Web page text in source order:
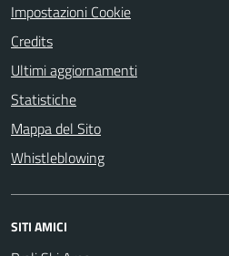
Impostazioni Cookie
Credits
Ultimi aggiornamenti
Statistiche
Mappa del Sito
Whistleblowing
SITI AMICI